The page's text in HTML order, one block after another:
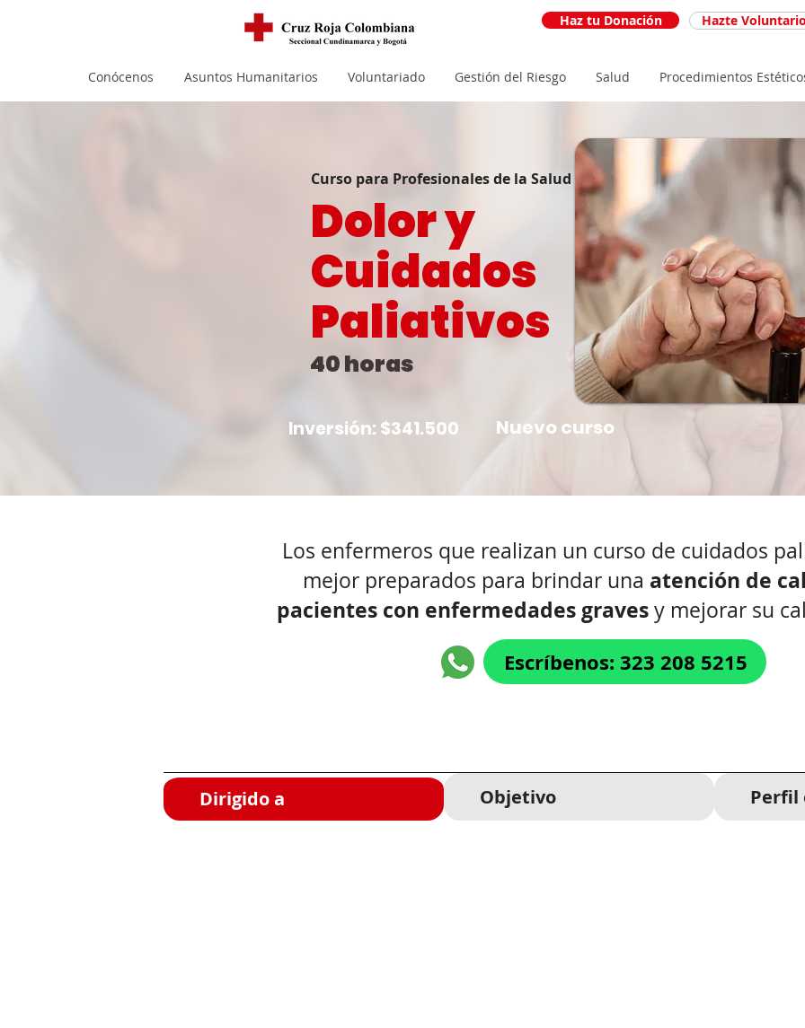
Haz tu Donación Hazte
Conócenos Asuntos Humanitarios Voluntariado Gestión del Riesgo Salud Procedimientos
Nuevo curso
Inversión: $341.500
Curso para Profesionales de la Salud
Dolor y
Cuidados
Paliativos
40 horas
Los enfermeros que realizan un curso de cuidados
mejor preparados para brindar una atención de
pacientes con enfermedades gravesy mejorar su
Escríbenos: 323 208 5215
Dirigido a Objetivo Perfil